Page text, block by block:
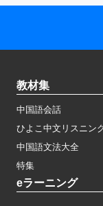
教材集
中国語会話
ひよこ中文リスニン
中国語文法大全
特集
eラーニング